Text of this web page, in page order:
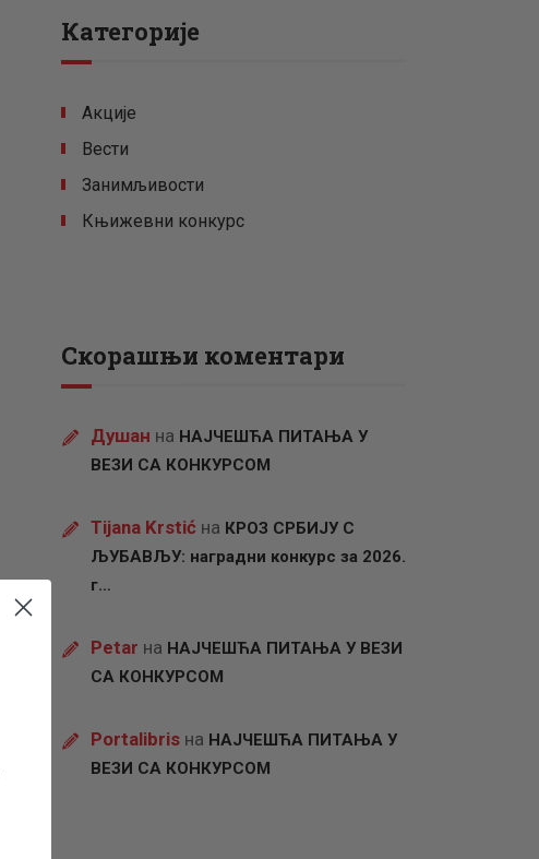
Категорије
Акције
Вести
Занимљивости
Књижевни конкурс
Скорашњи коментари
Душан на НАЈЧЕШЋА ПИТАЊА У
ВЕЗИ СА КОНКУРСОМ
Tijana Krstić на КРОЗ СРБИЈУ С
ЉУБАВЉУ: наградни конкурс за 2026.
г…
Petar на НАЈЧЕШЋА ПИТАЊА У ВЕЗИ
СА КОНКУРСОМ
Portalibris на НАЈЧЕШЋА ПИТАЊА У
ВЕЗИ СА КОНКУРСОМ